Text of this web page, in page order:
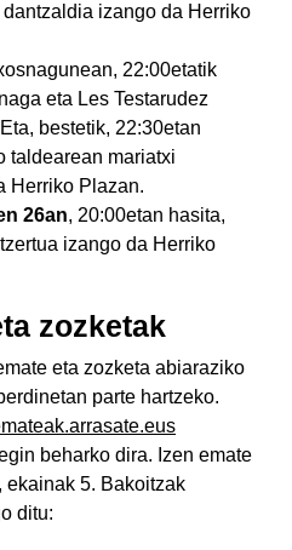
izango da Herriko
22:00etatik
eta Les Testarudez
bestetik, 22:30etan
taldearean mariatxi
Herriko Plazan.
26an, 20:00etan hasita,
izango da Herriko
zozketak
eta zozketa abiaraziko
parte hartzeko.
beharko dira. Izen emate
ekainak 5. Bakoitzak
ditu: